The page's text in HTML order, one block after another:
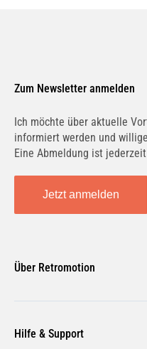
Zum Newsletter anmelden
Ich möchte über aktuelle
informiert werden und
Eine Abmeldung ist
Jetzt anmelden
Über Retromotion
Unsere Jobs
Hilfe & Support